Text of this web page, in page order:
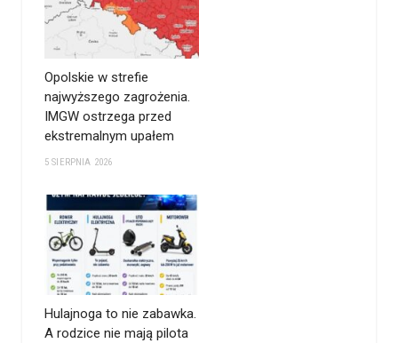
Opolskie w strefie
najwyższego zagrożenia.
IMGW ostrzega przed
ekstremalnym upałem
5 SIERPNIA 2026
Hulajnoga to nie zabawka.
A rodzice nie mają pilota